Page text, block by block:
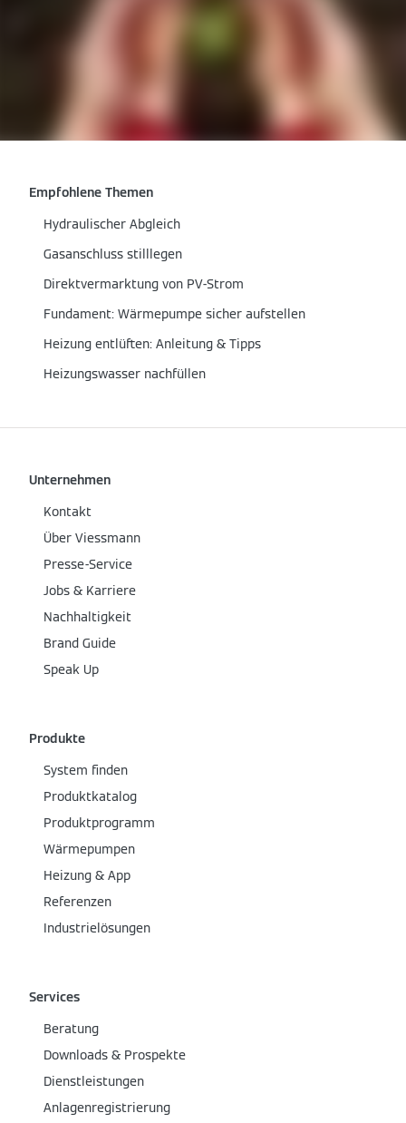
Empfohlene Themen
Hydraulischer Abgleich
Gasanschluss stilllegen
Direktvermarktung von PV‑Strom
Fundament: Wärmepumpe sicher aufstellen
Heizung entlüften: Anleitung & Tipps
Heizungswasser nachfüllen
Unternehmen
Kontakt
Über Viessmann
Presse-Service
Jobs & Karriere
Nachhaltigkeit
Brand Guide
Speak Up
Produkte
System finden
Produktkatalog
Produktprogramm
Wärmepumpen
Heizung & App
Referenzen
Industrielösungen
Services
Beratung
Downloads & Prospekte
Dienstleistungen
Anlagenregistrierung